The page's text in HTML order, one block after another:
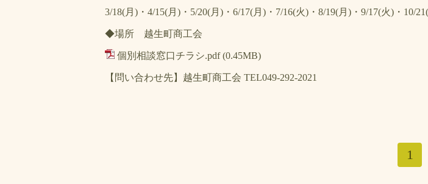
3/18(月)・4/15(月)・5/20(月)・6/17(月)・7/16(火)・8/19(月)・9/17(火)・10/
◆場所 越生町商工会
個別相談窓口チラシ.pdf (0.45MB)
【問い合わせ先】越生町商工会 TEL049-292-2021
1